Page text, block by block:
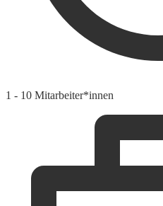
1 - 10 Mitarbeiter*innen